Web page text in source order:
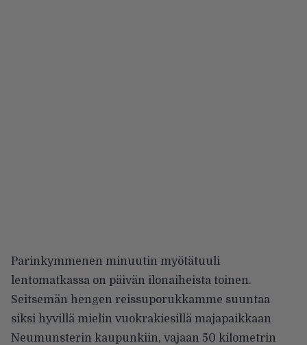
Parinkymmenen minuutin myötätuuli
lentomatkassa on päivän ilonaiheista toinen.
Seitsemän hengen reissuporukkamme suuntaa
siksi hyvillä mielin vuokrakiesillä majapaikkaan
Neumunsterin kaupunkiin, vajaan 50 kilometrin